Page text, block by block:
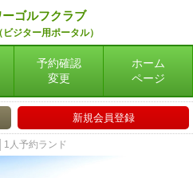
ーゴルフクラブ
ジター用ポータル）
予約確認
変更
ホーム
ページ
新規会員登録
人予約ランド